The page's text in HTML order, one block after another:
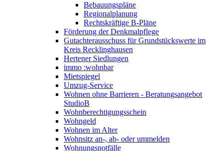
Bebauungspläne
Regionalplanung
Rechtskräftige B-Pläne
Förderung der Denkmalpflege
Gutachterausschuss für Grundstückswerte im
Kreis Recklinghausen
Hertener Siedlungen
immo :wohnbar
Mietspiegel
Umzug-Service
Wohnen ohne Barrieren - Beratungsangebot
StudioB
Wohnberechtigungsschein
Wohngeld
Wohnen im Alter
Wohnsitz an-, ab- oder ummelden
Wohnungsnotfälle